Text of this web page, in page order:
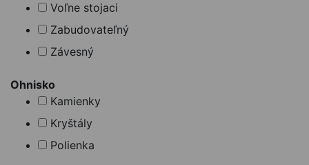
Voľne stojaci
Zabudovateľný
Závesný
Ohnisko
Kamienky
Kryštály
Polienka